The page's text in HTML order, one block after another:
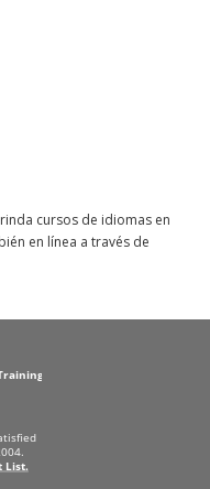
cursos de idiomas en
en línea a través de